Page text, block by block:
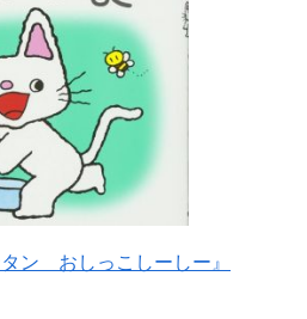
ン おしっこしーしー』